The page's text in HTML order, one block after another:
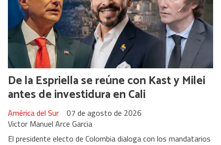
De la Espriella se reúne con Kast y Milei
antes de investidura en Cali
Victor Manuel Arce Garcia
América del Sur 07 de agosto de 2026
El presidente electo de Colombia dialoga con los mandatarios